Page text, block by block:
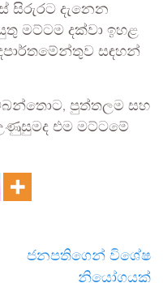
සිරුරට දැනෙන
මට්ටම දක්වා ඉහළ
සඳහන්
පුත්තලම සහ
එම මට්ටමේ
ජනපතිගෙන් විශේෂ
නියෝගයක්